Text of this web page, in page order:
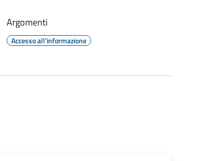
Argomenti
Accesso all'informazione